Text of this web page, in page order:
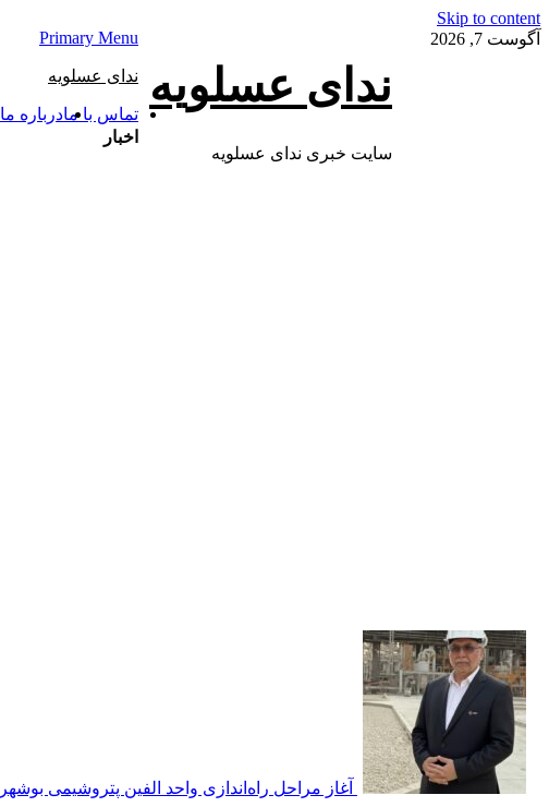
Skip to content
آگوست 7, 2026
ندای عسلویه
سایت خبری ندای عسلویه
Primary Menu
ندای عسلویه
تماس با مادرباره ما
اخبار
آغاز مراحل راه‌اندازی واحد الفین پتروشیمی بوشهر